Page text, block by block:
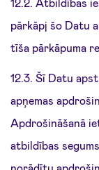
pārkāpj šo Datu
tīša pārkāpuma
12.3. Šī Datu
apņemas
Apdrošināšanā
atbildības